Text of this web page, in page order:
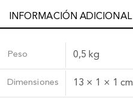
INFORMACIÓN ADICIONAL
Peso 0,5 kg
Dimensiones 13 × 1 × 1 cm